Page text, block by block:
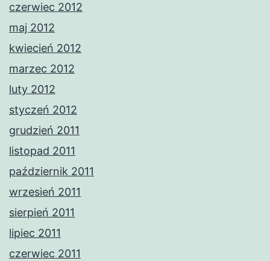
czerwiec 2012
maj 2012
kwiecień 2012
marzec 2012
luty 2012
styczeń 2012
grudzień 2011
listopad 2011
październik 2011
wrzesień 2011
sierpień 2011
lipiec 2011
czerwiec 2011